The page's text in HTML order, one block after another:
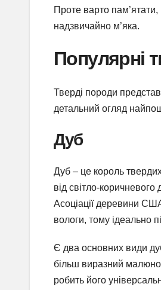
Проте варто
надзвичайно м’яка.
Популярні
Тверді породи
детальний огляд
Дуб
Дуб – це король
від світло-
Асоціації деревини
вологи, тому ідеально
Є два основних види
більш виразний
робить його